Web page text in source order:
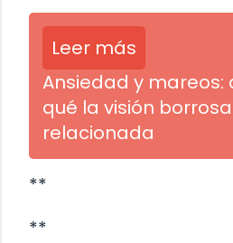
Leer más
Ansiedad y mareos:
qué la visión
relacionada
**
**